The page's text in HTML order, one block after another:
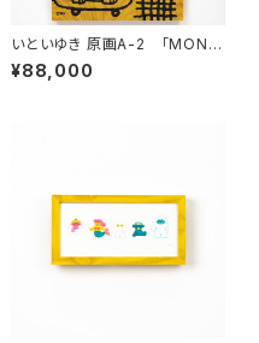
いといゆき 原画A-2 「MONO
S」
¥88,000